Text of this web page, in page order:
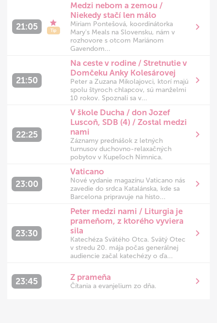
21:05 Tip
Medzi nebom a zemou /
Niekedy stačí len málo
Miriam Pontešová, koordinátorka
Mary's Meals na Slovensku, nám v
rozhovore s otcom Mariánom
Gavendom...
21:50
Na ceste v rodine / Stretnutie v
Domčeku Anky Kolesárovej
Peter a Zuzana Mikolajovci, ktorí majú
spolu štyroch chlapcov, sú manželmi
10 rokov. Spoznali sa v...
22:25
V škole Ducha / don Jozef
Luscoň, SDB (4) / Zostal medzi
nami
Záznamy prednášok z letných
turnusov duchovno-relaxačných
pobytov v Kupeľoch Nimnica.
23:00
Vaticano
Nové vydanie magazínu Vaticano nás
zavedie do srdca Katalánska, kde sa
Barcelona pripravuje na histo...
23:30
Peter medzi nami / Liturgia je
prameňom, z ktorého vyviera
sila
Katechéza Svätého Otca. Svätý Otec
v stredu 20. mája počas generálnej
audiencie začal katechézy o ďa...
23:45 Z prameňa
Čítania a evanjelium zo dňa.